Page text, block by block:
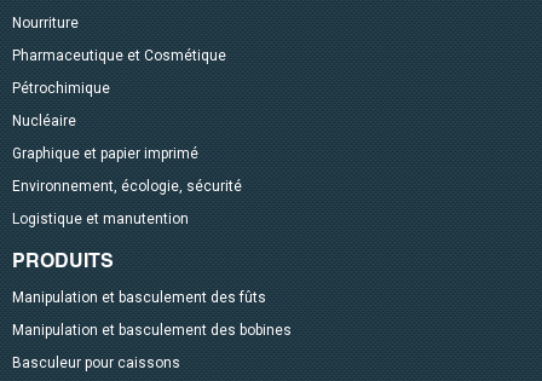
Nourriture
Pharmaceutique et Cosmétique
Pétrochimique
Nucléaire
Graphique et papier imprimé
Environnement, écologie, sécurité
Logistique et manutention
PRODUITS
Manipulation et basculement des fûts
Manipulation et basculement des bobines
Basculeur pour caissons